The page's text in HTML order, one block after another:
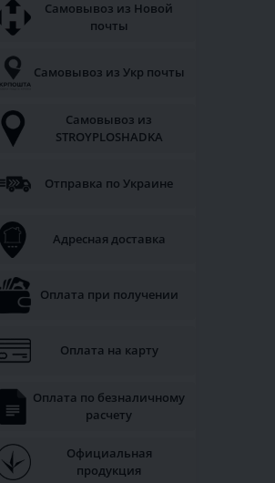
Самовывоз из Новой
почты
Самовывоз из Укр почты
Самовывоз из
STROYPLOSHADKA
Отправка по Украине
Адресная доставка
Оплата при получении
Оплата на карту
Оплата по безналичному
расчету
Официальная
продукция